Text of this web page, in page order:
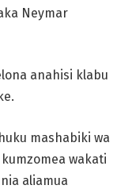
Neymar
anahisi klabu
mashabiki wa
wakati
aliamua